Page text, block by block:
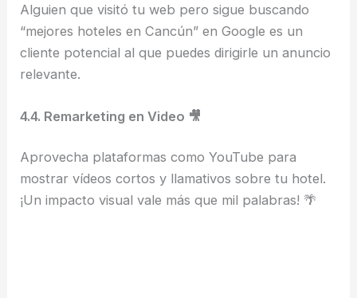
Alguien que visitó tu web pero sigue buscando
“mejores hoteles en Cancún” en Google es un
cliente potencial al que puedes dirigirle un anuncio
relevante.
4.4. Remarketing en Video 🎥
Aprovecha plataformas como YouTube para
mostrar vídeos cortos y llamativos sobre tu hotel.
¡Un impacto visual vale más que mil palabras! 🌴